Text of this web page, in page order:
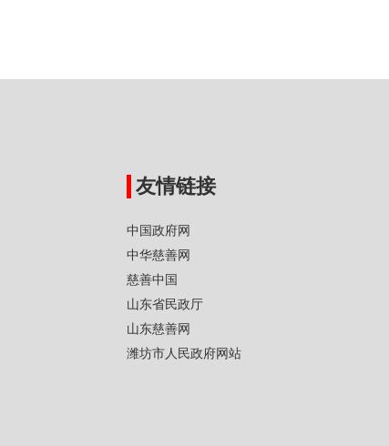
友情链接
中国政府网
中华慈善网
慈善中国
山东省民政厅
山东慈善网
潍坊市人民政府网站